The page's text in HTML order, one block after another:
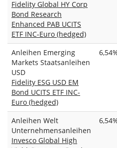
Fidelity Global HY Corp
Bond Research
Enhanced PAB UCITS
ETF INC-Euro (hedged)
Anleihen Emerging
Markets Staatsanleihen
USD
Fidelity ESG USD EM
Bond UCITS ETF INC-
Euro (hedged)
Anleihen Welt
Unternehmensanleihen
Invesco Global High